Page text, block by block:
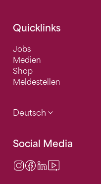
Quicklinks
Jobs
Medien
Shop
Meldestellen
Deutsch
Social Media
Instagram
Facebook
LinkedIn